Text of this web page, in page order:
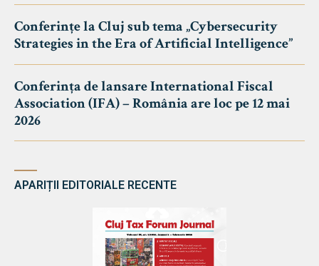
Conferințe la Cluj sub tema „Cybersecurity
Strategies in the Era of Artificial Intelligence”
Conferința de lansare International Fiscal
Association (IFA) – România are loc pe 12 mai
2026
APARIȚII EDITORIALE RECENTE